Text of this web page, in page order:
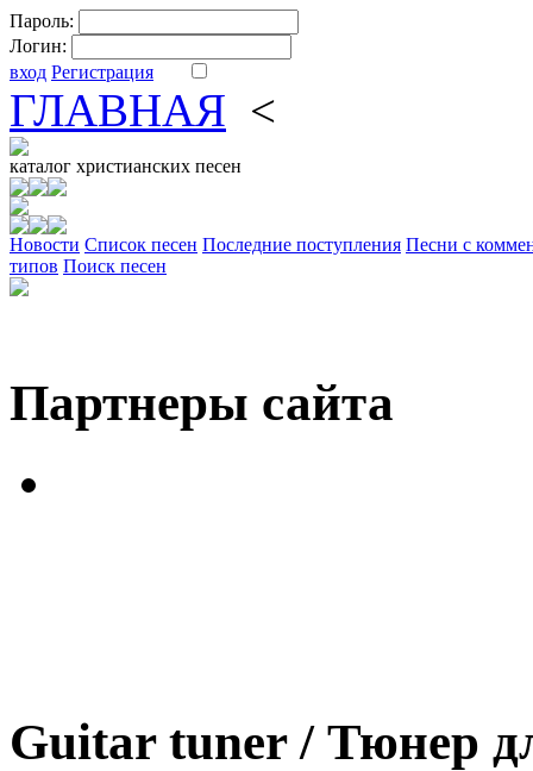
Пароль:
Логин:
вход Регистрация
ГЛАВНАЯ <
каталог христианских песен
Новости Cписок песен Последние поступления Песни с
типов Поиск песен
Партнеры сайта
Guitar tuner / Тюнер